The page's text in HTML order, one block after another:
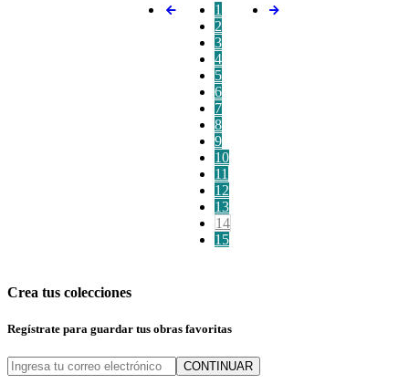
1
2
3
4
5
6
7
8
9
10
11
12
13
14
15
Crea tus colecciones
Regístrate para guardar tus obras favoritas
CONTINUAR